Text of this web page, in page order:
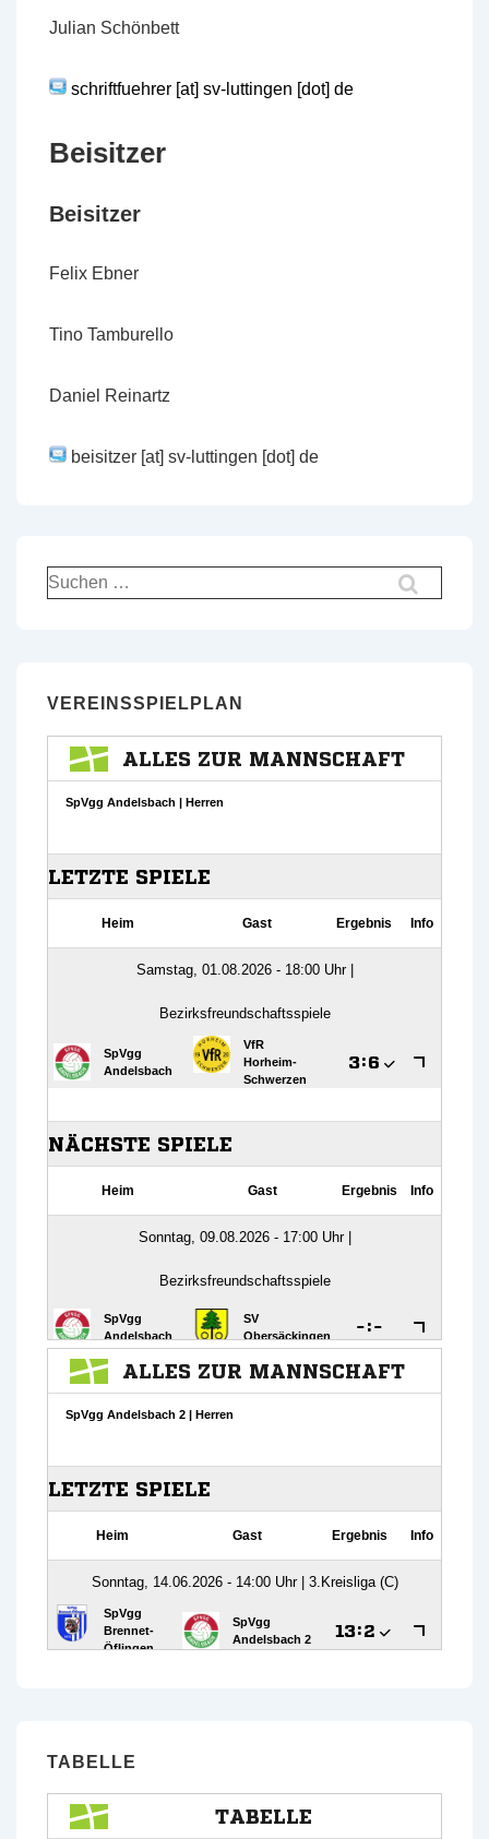
Julian Schönbett
schriftfuehrer [at] sv-luttingen [dot] de
Beisitzer
Beisitzer
Felix Ebner
Tino Tamburello
Daniel Reinartz
beisitzer [at] sv-luttingen [dot] de
Suchen
nach:
VEREINSSPIELPLAN
TABELLE